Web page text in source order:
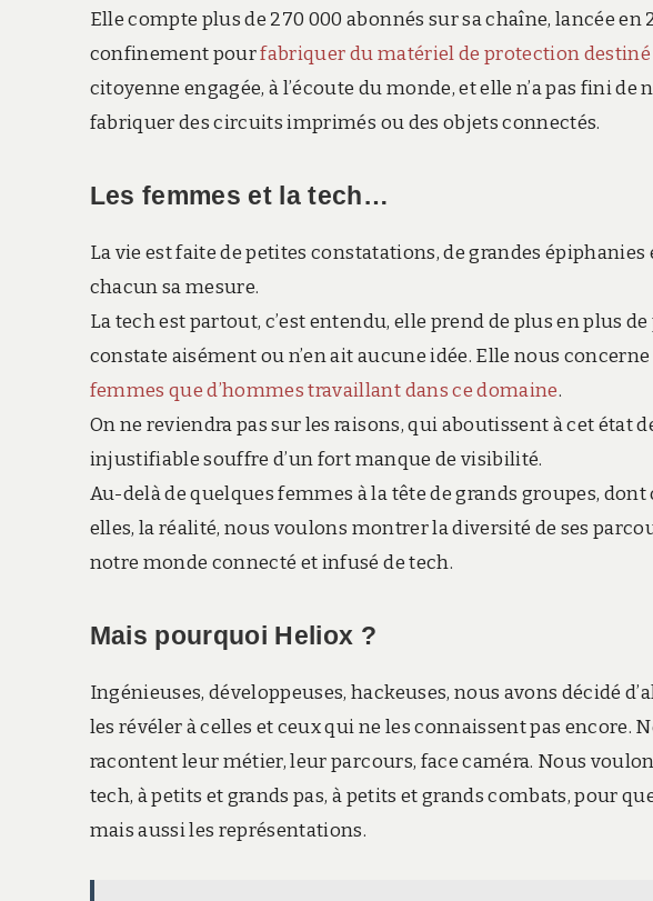
Elle compte plus de 270 000 abonnés sur sa chaîne, lancée en
confinement pourfabriquer du matériel de protection
citoyenne engagée, à l’écoute du monde, et elle n’a pas fini
fabriquer des circuits imprimés ou des objets connectés.
Les femmes et la tech…
La vie est faite de petites constatations, de grandes épiphanies
chacun sa mesure.
La tech est partout, c’est entendu, elle prend de plus en plus
constate aisément ou n’en ait aucune idée. Elle nous
femmes que d’hommes travaillant dans ce domaine.
On ne reviendra pas sur les raisons, qui aboutissent à cet état
injustifiable souffre d’un fort manque de visibilité.
Au-delà de quelques femmes à la tête de grands groupes,
elles, la réalité, nous voulons montrer la diversité de ses
notre monde connecté et infusé de tech.
Mais pourquoi Heliox ?
Ingénieuses, développeuses, hackeuses, nous avons décidé
les révéler à celles et ceux qui ne les connaissent pas encore.
racontent leur métier, leur parcours, face caméra. Nous
tech, à petits et grands pas, à petits et grands combats, pour
mais aussi les représentations.